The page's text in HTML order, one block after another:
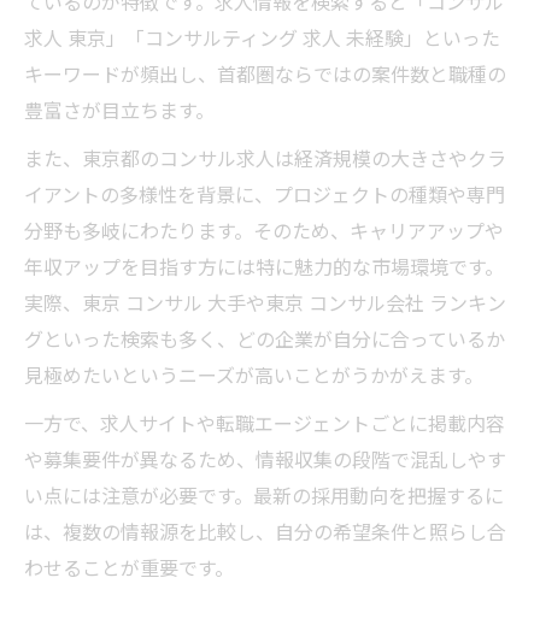
コンサルタントとは何かを理解して転職活
動へ
東京 コンサル会社で未経験者が評価される
条件
コンサル転職 難しい理由と突破のための工
夫
コンサル求人で選ぶ理想のキャリアパス術
コンサル求人選びで考えるべきキャリア設
計法
東京 コンサル 大手と中堅でキャリアパスの
違い
コンサルティング業界の昇進スピードを比
較
コンサルタント転職で後悔しない選択基準
とは
求人 東京」「コンサルティング 求人 未経験」といった
キーワードが頻出し、首都圏ならではの案件数と職種の
豊富さが目立ちます。
また、東京都のコンサル求人は経済規模の大きさやクラ
イアントの多様性を背景に、プロジェクトの種類や専門
分野も多岐にわたります。そのため、キャリアアップや
年収アップを目指す方には特に魅力的な市場環境です。
実際、東京 コンサル 大手や東京 コンサル会社 ランキン
グといった検索も多く、どの企業が自分に合っているか
見極めたいというニーズが高いことがうかがえます。
一方で、求人サイトや転職エージェントごとに掲載内容
や募集要件が異なるため、情報収集の段階で混乱しやす
い点には注意が必要です。最新の採用動向を把握するに
は、複数の情報源を比較し、自分の希望条件と照らし合
わせることが重要です。